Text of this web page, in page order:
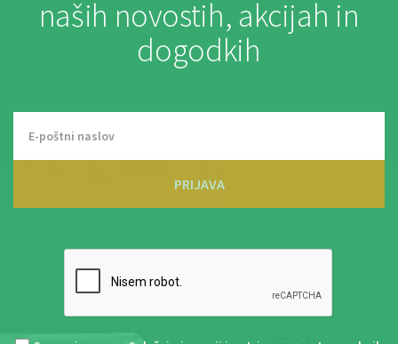
naših novostih, akcijah in
dogodkih
PRIJAVA